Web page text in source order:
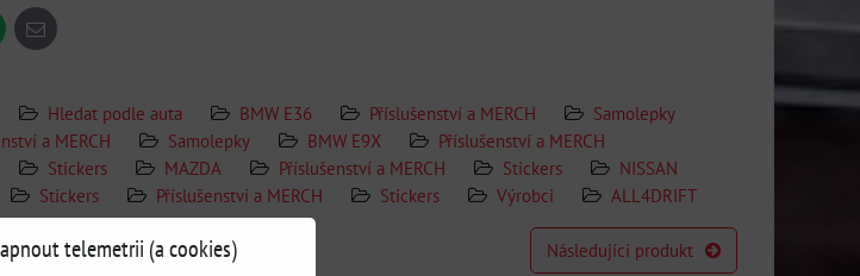
E-
mail
Hledat podle auta BMW E36 Příslušenství a MERCH
Samolepky
a MERCH Samolepky BMW E9X
Příslušenství a MERCH
Stickers MAZDA Příslušenství a MERCH Stickers
NISSAN
Stickers Příslušenství a MERCH Stickers Výrobci ALL4DRIFT
Následující produkt
telemetrii (a cookies)